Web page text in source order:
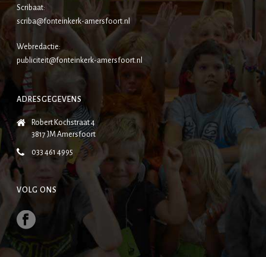
Scribaat:
scriba@fonteinkerk-amersfoort.nl
Webredactie:
publiciteit@fonteinkerk-amersfoort.nl
ADRESGEGEVENS
Robert Kochstraat 4
3817 JM Amersfoort
033 461 4995
VOLG ONS